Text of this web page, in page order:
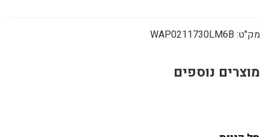
מק"ט: WAP0211730LM6B
מוצרים נוספים